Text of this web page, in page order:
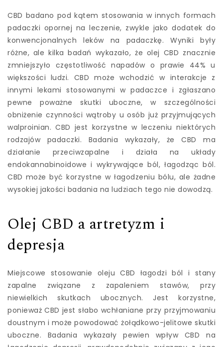
CBD badano pod kątem stosowania w innych formach
padaczki opornej na leczenie, zwykle jako dodatek do
konwencjonalnych leków na padaczkę. Wyniki były
różne, ale kilka badań wykazało, że olej CBD znacznie
zmniejszyło częstotliwość napadów o prawie 44% u
większości ludzi. CBD może wchodzić w interakcje z
innymi lekami stosowanymi w padaczce i zgłaszano
pewne poważne skutki uboczne, w szczególności
obniżenie czynności wątroby u osób już przyjmujących
walproinian. CBD jest korzystne w leczeniu niektórych
rodzajów padaczki. Badania wykazały, że CBD ma
działanie przeciwzapalne i działa na układy
endokannabinoidowe i wykrywające ból, łagodząc ból.
CBD może być korzystne w łagodzeniu bólu, ale żadne
wysokiej jakości badania na ludziach tego nie dowodzą.
Olej CBD a artretyzm i
depresja
Miejscowe stosowanie oleju CBD łagodzi ból i stany
zapalne związane z zapaleniem stawów, przy
niewielkich skutkach ubocznych. Jest korzystne,
ponieważ CBD jest słabo wchłaniane przy przyjmowaniu
doustnym i może powodować żołądkowo-jelitowe skutki
uboczne. Badania wykazały pewien wpływ CBD na